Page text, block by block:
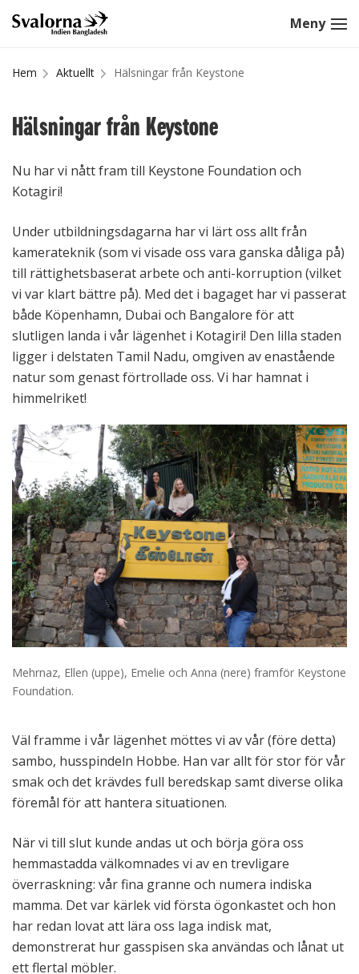
Hem Aktuellt Hälsningar från Keystone
Hälsningar från Keystone
Nu har vi nått fram till Keystone Foundation och
Kotagiri!
Under utbildningsdagarna har vi lärt oss allt från
kamerateknik (som vi visade oss vara ganska dåliga på)
till rättighetsbaserat arbete och anti-korruption (vilket
vi var klart bättre på). Med det i bagaget har vi passerat
både Köpenhamn, Dubai och Bangalore för att
slutligen landa i vår lägenhet i Kotagiri! Den lilla staden
ligger i delstaten Tamil Nadu, omgiven av enastående
natur som genast förtrollade oss. Vi har hamnat i
himmelriket!
Mehrnaz, Ellen (uppe), Emelie och Anna (nere) framför Keystone
Foundation.
Väl framme i vår lägenhet möttes vi av vår (före detta)
sambo, husspindeln Hobbe. Han var allt för stor för vår
smak och det krävdes full beredskap samt diverse olika
föremål för att hantera situationen.
När vi till slut kunde andas ut och börja göra oss
hemmastadda välkomnades vi av en trevligare
överraskning: vår fina granne och numera indiska
mamma. Det var kärlek vid första ögonkastet och hon
har redan lovat att lära oss laga indisk mat,
demonstrerat hur gasspisen ska användas och lånat ut
ett flertal möbler.